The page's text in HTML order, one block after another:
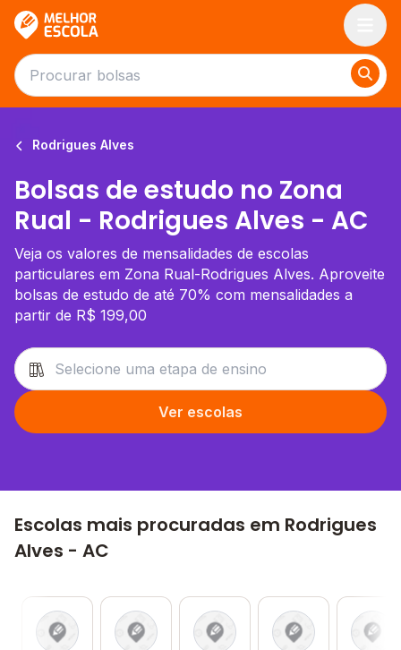
Rodrigues Alves
Bolsas de estudo no Zona
Rual - Rodrigues Alves - AC
Veja os valores de mensalidades de escolas
particulares em Zona Rual-Rodrigues Alves. Aproveite
bolsas de estudo de até 70% com mensalidades a
partir de R$ 199,00
Ver escolas
Escolas mais procuradas em Rodrigues
Alves - AC